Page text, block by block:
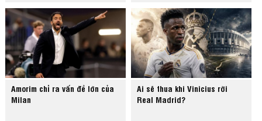
Amorim chỉ ra vấn đề lớn của
Milan
Ai sẽ thua khi Vinicius rời
Real Madrid?